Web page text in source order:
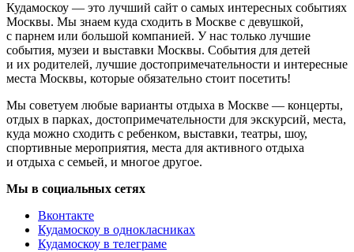
Кудамоскоу — это лучший сайт о самых интересных событиях
Москвы. Мы знаем куда сходить в Москве с девушкой,
с парнем или большой компанией. У нас только лучшие
события, музеи и выставки Москвы. События для детей
и их родителей, лучшие достопримечательности и интересные
места Москвы, которые обязательно стоит посетить!
Мы советуем любые варианты отдыха в Москве — концерты,
отдых в парках, достопримечательности для экскурсий, места,
куда можно сходить с ребенком, выставки, театры, шоу,
спортивные мероприятия, места для активного отдыха
и отдыха с семьей, и многое другое.
Мы в социальных сетях
Вконтакте
Кудамоскоу в однокласниках
Кудамоскоу в телеграме